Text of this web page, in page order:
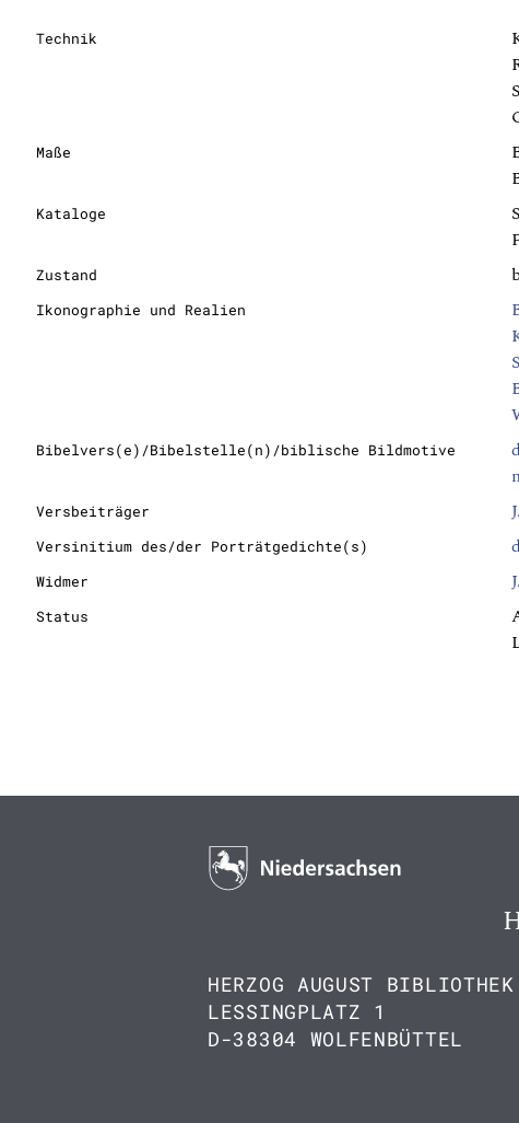
Technik
Maße
Kataloge
Zustand
Ikonographie und Realien
Bibelvers(e)/Bibelstelle(n)/biblische Bildmotive
Versbeiträger
Versinitium des/der Porträtgedichte(s)
Widmer
Status
HERZOG AUGUST BIBLIOTHEK
LESSINGPLATZ 1
D-38304 WOLFENBÜTTEL